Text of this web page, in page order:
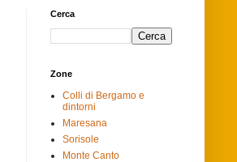
Cerca
Zone
Colli di Bergamo e
dintorni
Maresana
Sorisole
Monte Canto